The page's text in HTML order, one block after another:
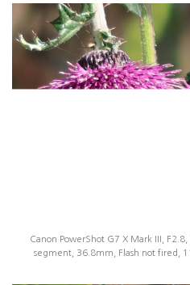
Canon PowerShot G7 X Mark III,
segment, 36.8mm, Flash not fired,